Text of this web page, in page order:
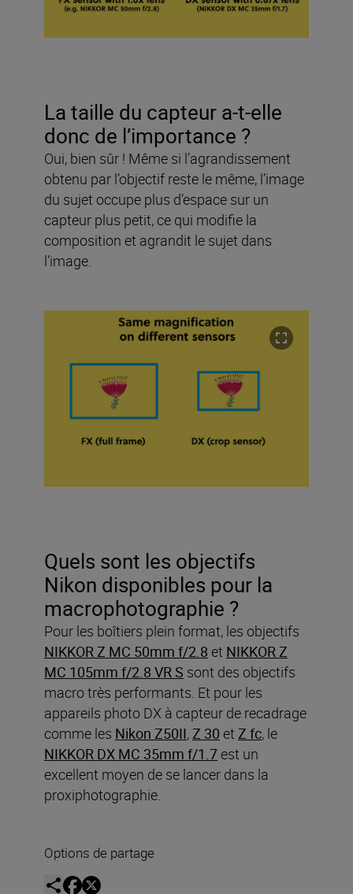
La taille du capteur a-t-elle
donc de l’importance ?
Oui, bien sûr ! Même si l’agrandissement
obtenu par l’objectif reste le même, l’image
du sujet occupe plus d’espace sur un
capteur plus petit, ce qui modifie la
composition et agrandit le sujet dans
l’image.
Quels sont les objectifs
Nikon disponibles pour la
macrophotographie ?
Pour les boîtiers plein format, les objectifs
NIKKOR Z MC 50mm f/2.8 et NIKKOR Z
MC 105mm f/2.8 VR S sont des objectifs
macro très performants. Et pour les
appareils photo DX à capteur de recadrage
comme les Nikon Z50II,Z 30 et Z fc, le
NIKKOR DX MC 35mm f/1.7 est un
excellent moyen de se lancer dans la
proxiphotographie.
Options de partage